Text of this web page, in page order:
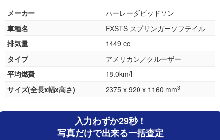
メーカー
ハーレーダビッドソン
車種名
FXSTS スプリンガーソフテイル
排気量
1449 cc
タイプ
アメリカン／クルーザー
平均燃費
18.0km/l
サイズ(全長x幅x高さ)
2375 x 920 x 1160 mm3
入力わずか29秒！
写真だけで出来る一括査定